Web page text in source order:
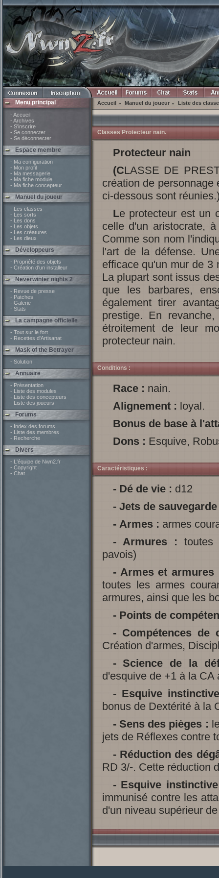
Menu principal
- Accueil
- Archives
- S'inscrire
- Se connecter
- Se déconnecter
Espace membre
- Ma configuration
- Mon profil
- Ma messagerie
- Ma fiche module
- Ma fiche concepteur
Manuel du joueur
- Les classes
- Les sorts
- Les dons
- Les objets
- Les créatures
- Les dieux
Développeurs
- Propriété des objets
- Création d'un installeur
Neverwinter nights 2
- Revue de presse
- Patches
- Galerie
- Stats
La campagne officielle
- Tout sur le fort
- Recettes d'Artisanat
Mask of the Betrayer
- Solution
Annuaire
- Présentation
- Liste des modules
- Liste des concepteurs
- Liste des joueurs
Forums
- Index des forums
- Liste des membres
- Recherche
Divers
- L'équipe de Nwn2.fr
- Copyright
- Chat
Accueil » Manuel du joueur » Liste des
Classes Protecteur nain.
Protecteur nain
(CLASSE DE PRESTIGE : cette classe n'est pas disponible lors de la
création de
ci-dessous sont
Le protecteur est un champion qui se consacre à la cause des nains, à
celle d'un aristocrate,
Comme son nom
l'art de la défense.
efficace qu'un mur de 3
La plupart sont issus
que les barbares,
également tirer
prestige. En
étroitement de leur
protecteur nain.
Conditions :
Race : nain.
Alignement : loyal.
Bonus de base à
Dons : Esquive,
Caractéristiques :
- Dé de vie : d12
- Jets de
- Armes : armes
-Armures : toutes
pavois)
- Armes et armures
toutes les armes
armures, ainsi que les
- Points de
- Compétences de
Création d'armes,
- Science de la
d'esquive de +1 à la
- Esquive
bonus de Dextérité à la
- Sens des pièges :
jets de Réflexes contre
- Réduction des
RD 3/-. Cette réduction
- Esquive
immunisé contre les
d'un niveau supérieur